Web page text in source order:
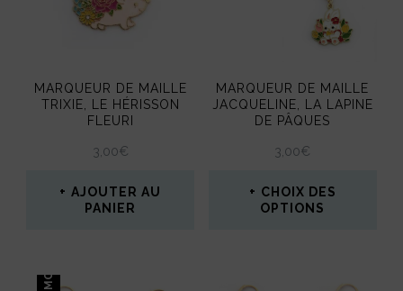
options
être
choisies
sur
page
MARQUEUR DE MAILLE
TRIXIE, LE HÉRISSON
FLEURI
3,00€
AJOUTER AU
PANIER
MARQUEUR DE MAILLE
JACQUELINE, LA LAPINE
DE PÂQUES
3,00€
CHOIX DES
OPTIONS